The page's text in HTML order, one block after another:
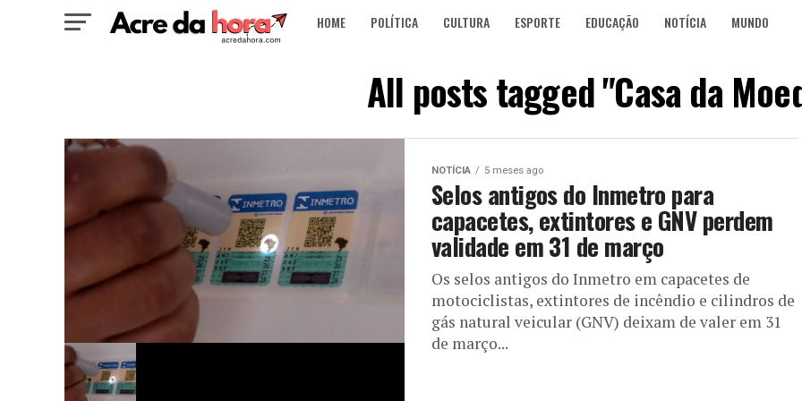
HOME POLÍTICA CULTURA ESPORTE EDUCAÇÃO NOTÍCIA MUNDO
All posts tagged "Casa da
NOTÍCIA 5 meses ago
Selos antigos do Inmetro para
capacetes, extintores e GNV perdem
validade em 31 de março
Os selos antigos do Inmetro em capacetes de
motociclistas, extintores de incêndio e cilindros de
gás natural veicular (GNV) deixam de valer em 31
de março...